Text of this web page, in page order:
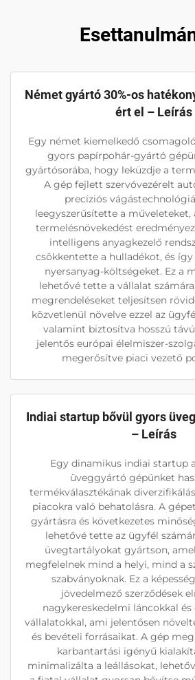
Német gyártó 30%-os
ért el – Leírás
Egy német kiemelkedő
gyors papírpohár-gyártó
gyártósorába, hogy leküzdje a
A gép fejlett szervóvezérelt
precíziós
leegyszerűsítette a műveleteket,
termelésnövekedést
intelligens anyagkezelő
csökkentette a hulladékot, és
nyersanyag-költségeket. Ez a
lehetővé tette a vállalat
megrendeléseket teljesítsen
közvetlenül növelve ezzel az
valamint biztosítva hosszú
jelentős európai élelmiszer-
megerősítve piaci vezető
Indiai startup bővül gyors
– Leírás
Egy dinamikus indiai startup
üveggyártó gépünket
termékválasztékának
piacokra való behatolásra. A
gyártásra és következetes
lehetővé tette az ügyfél
üvegtartályokat gyártson,
megfelelnek mind a helyi, mind a
szabványoknak. Ez a
jövedelmező szerződések
nagykereskedelmi láncokkal
vállalatokkal, ami jelentősen
és bevételi forrásaikat. A gép
karbantartási igényű
minimalizálta a leállásokat,